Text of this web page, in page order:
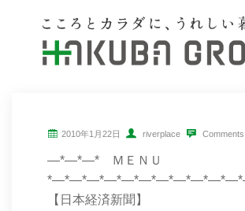
2010年1月22日 riverplace
―*―*―* ＭＥＮＵ
【日本経済新聞】